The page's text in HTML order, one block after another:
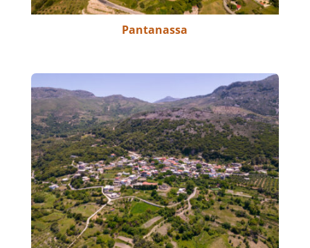
Pantanassa